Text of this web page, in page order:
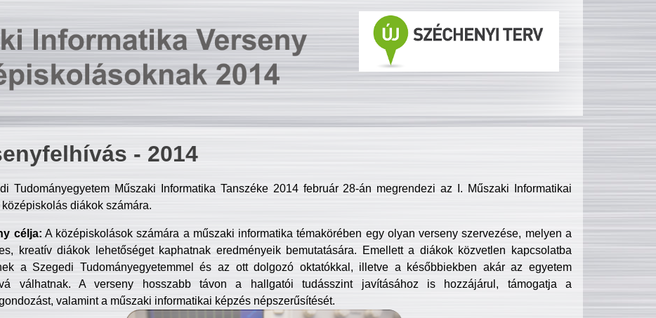
- 2014
Tudományegyetem Műszaki Informatika Tanszéke 2014 február 28-án megrendezi az I. Műszaki Informatikai
középiskolás diákok számára.
célja: A középiskolások számára a műszaki informatika témakörében egy olyan verseny szervezése, melyen a
kreatív diákok lehetőséget kaphatnak eredményeik bemutatására. Emellett a diákok közvetlen kapcsolatba
a Szegedi Tudományegyetemmel és az ott dolgozó oktatókkal, illetve a későbbiekben akár az egyetem
válhatnak. A verseny hosszabb távon a hallgatói tudásszint javításához is hozzájárul, támogatja a
valamint a műszaki informatikai képzés népszerűsítését.